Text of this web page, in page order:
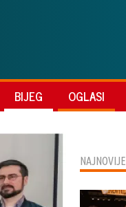
BIJEG OGLASI
NAJNOVIJE